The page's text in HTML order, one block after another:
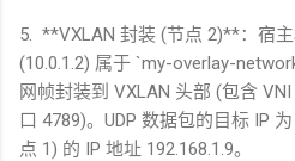
5. **VXLAN 封装 (节点 2)**：宿
(10.0.1.2) 属于 `my-overlay-
网帧封装到 VXLAN 头部 (包含 VNI
口 4789)。 UDP 数据包的目标 IP 为
点 1) 的 IP 地址 192.168.1.9。